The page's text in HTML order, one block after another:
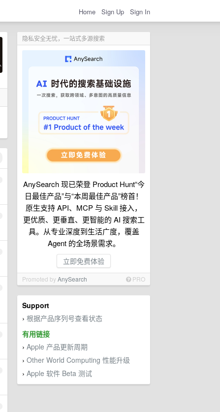
Home Sign Up Sign In
隐私安全无忧，一站式多源搜索
AnySearch 现已荣登 Product Hunt“今
日最佳产品”与“本周最佳产品”榜首！
原生支持 API、MCP 与 Skill 接入，
更优质、更垂直、更智能的 AI 搜索工
具。从专业深度到生活广度，覆盖
Agent 的全场景需求。
立即免费体验
Promoted byAnySearch PRO
Support
› 根据产品序列号查看状态
有用链接
› Apple 产品更新周期
› Other World Computing 性能升级
› Apple 软件 Beta 测试